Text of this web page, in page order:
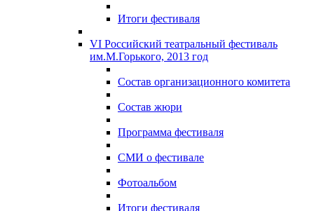
Итоги фестиваля
VI Российский театральный фестиваль
им.М.Горького, 2013 год
Состав организационного комитета
Состав жюри
Программа фестиваля
СМИ о фестивале
Фотоальбом
Итоги фестиваля